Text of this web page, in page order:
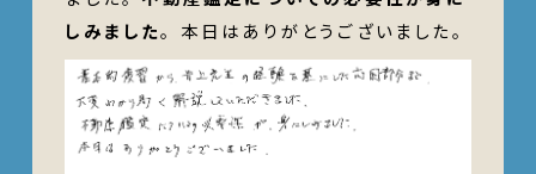
しみました。 本日はありがとうございました。